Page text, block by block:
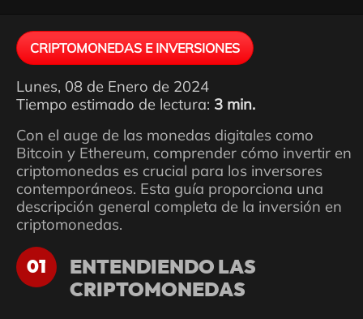
CRIPTOMONEDAS E INVERSIONES
Lunes, 08 de Enero de 2024
Tiempo estimado de lectura: 3 min.
Con el auge de las monedas digitales como
Bitcoin y Ethereum, comprender cómo invertir en
criptomonedas es crucial para los inversores
contemporáneos. Esta guía proporciona una
descripción general completa de la inversión en
criptomonedas.
01
ENTENDIENDO LAS
CRIPTOMONEDAS